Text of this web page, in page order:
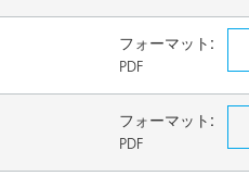
フォーマット:
PDF
フォーマット:
PDF